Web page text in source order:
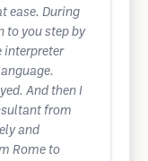
ease. During
to you step by
interpreter
And then I
from
and
Rome to